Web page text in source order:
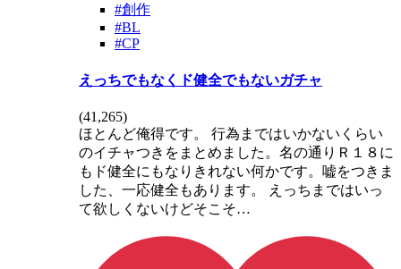
#創作
#BL
#CP
えっちでもなくド健全でもないガチャ
(41,265)
ほとんど俺得です。 行為まではいかないくらい
のイチャつきをまとめました。名の通りＲ１８に
もド健全にもなりきれない何かです。嘘をつきま
した、一応健全もあります。 えっちまではいっ
て欲しくないけどそこそ…